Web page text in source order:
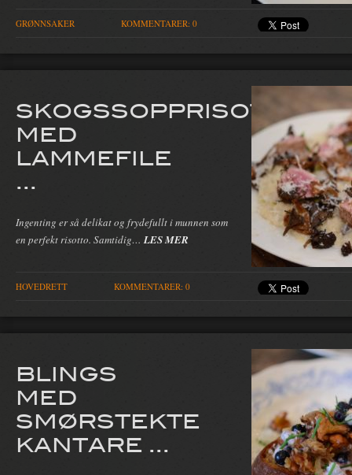
GRØNNSAKER KOMMENTARER: 0
SKOGSSOPPRISOTTO
MED
LAMMEFILE
...
Ingenting er så delikat og frydefullt i munnen som
en perfekt risotto. Samtidig… LES MER
HOVEDRETT KOMMENTARER: 0
BLINGS
MED
SMØRSTEKTE
KANTARE ...